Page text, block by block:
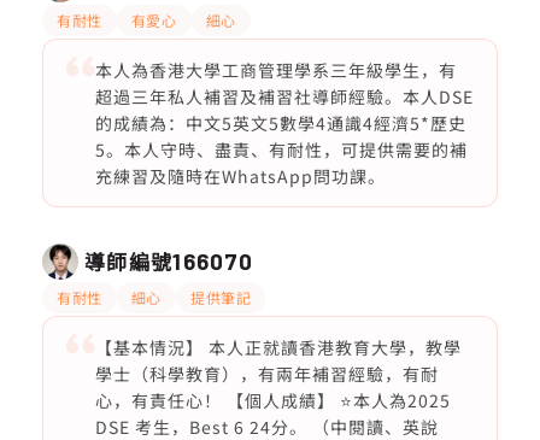
有耐性 有愛心 細心
本人為香港大學工商管理學系三年級學生，有
超過三年私人補習及補習社導師經驗。本人DSE
的成績為：中文5英文5數學4通識4經濟5*歷史
5。本人守時、盡責、有耐性，可提供需要的補
充練習及隨時在WhatsApp問功課。
導師編號166070
有耐性 細心 提供筆記
【基本情況】 本人正就讀香港教育大學，教學
學士（科學教育），有兩年補習經驗，有耐
心，有責任心！ 【個人成績】 ⭐️本人為2025
DSE 考生，Best 6 24分。 （中閱讀、英說